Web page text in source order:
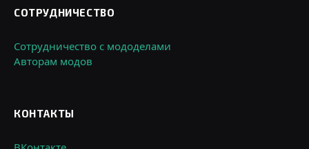
СОТРУДНИЧЕСТВО
Сотрудничество с мододелами
Авторам модов
КОНТАКТЫ